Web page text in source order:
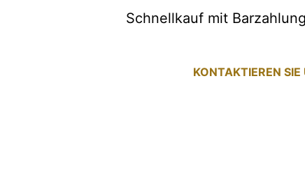
Schnellkauf mit
KONTAKTIEREN